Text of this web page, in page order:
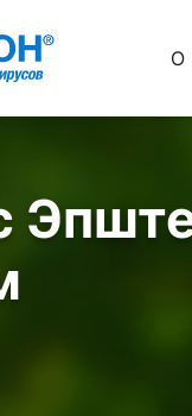
О